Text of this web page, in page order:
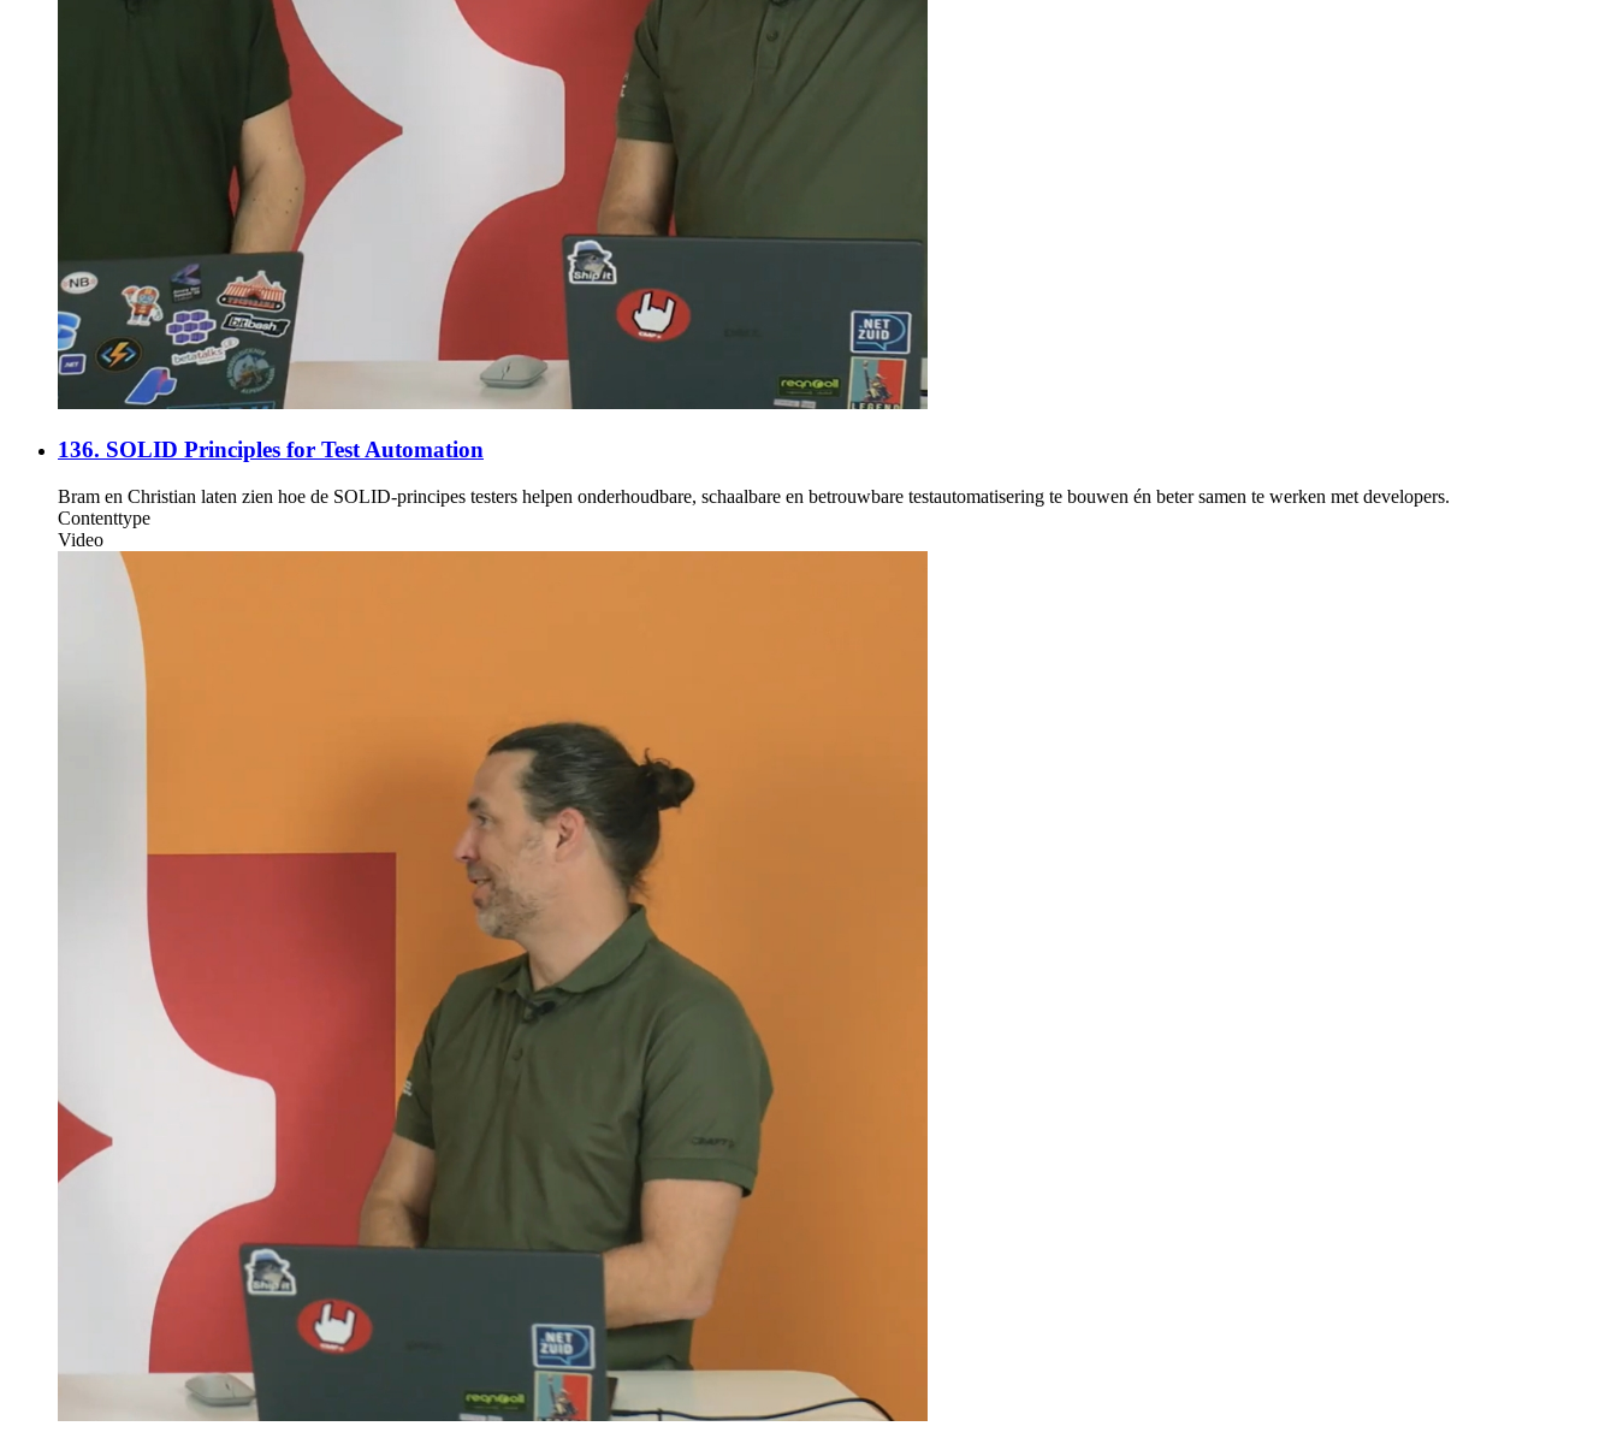
136. SOLID Principles for Test Automation
Bram en Christian laten zien hoe de SOLID-principes testers helpen onderhoudbare, schaalbare en betrouwbare testautomatisering te bouwen én beter samen te werken met developers.
Contenttype
Video